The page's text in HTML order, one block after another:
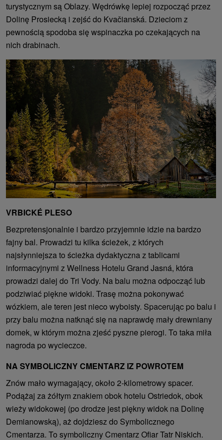
turystycznym są Oblazy. Wędrówkę lepiej rozpocząć przez
Dolinę Prosiecką i zejść do Kvačianská. Dzieciom z
pewnością spodoba się wspinaczka po czekających na
nich drabinach.
VRBICKÉ PLESO
Bezpretensjonalnie i bardzo przyjemnie idzie na bardzo
fajny bal. Prowadzi tu kilka ścieżek, z których
najsłynniejsza to ścieżka dydaktyczna z tablicami
informacyjnymi z Wellness Hotelu Grand Jasná, która
prowadzi dalej do Tri Vody. Na balu można odpocząć lub
podziwiać piękne widoki. Trasę można pokonywać
wózkiem, ale teren jest nieco wyboisty. Spacerując po balu i
przy balu można natknąć się na naprawdę mały drewniany
domek, w którym można zjeść pyszne pierogi. To taka miła
nagroda po wycieczce.
NA SYMBOLICZNY CMENTARZ IZ POWROTEM
Znów mało wymagający, około 2-kilometrowy spacer.
Podążaj za żółtym znakiem obok hotelu Ostriedok, obok
wieży widokowej (po drodze jest piękny widok na Dolinę
Demianowską), aż dojdziesz do Symbolicznego
Cmentarza. To symboliczny Cmentarz Ofiar Tatr Niskich.